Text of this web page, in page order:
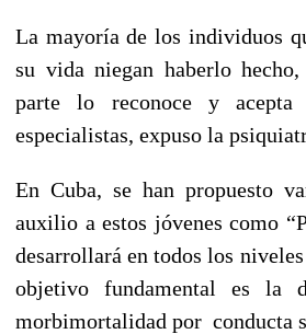
La mayoría de los individuos
su vida niegan haberlo hecho,
parte lo reconoce y
especialistas, expuso la
En Cuba, se han propuesto
auxilio a estos jóvenes como
desarrollará en todos los
objetivo fundamental es la
morbimortalidad por conducta